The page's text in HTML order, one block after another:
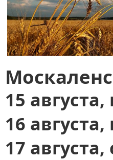
15 августа,
16
17 августа,